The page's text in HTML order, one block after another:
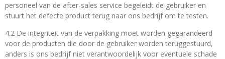
personeel van de after-sales service begeleidt de gebruiker en
stuurt het defecte product terug naar ons bedrijf om te testen.
4.2 De integriteit van de verpakking moet worden gegarandeerd
voor de producten die door de gebruiker worden teruggestuurd,
anders is ons bedrijf niet verantwoordelijk voor eventuele schade